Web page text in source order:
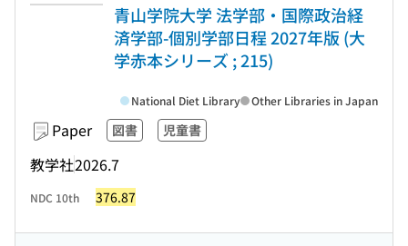
青山学院大学 法学部・国際政治経
済学部-個別学部日程 2027年版 (大
学赤本シリーズ ; 215)
Paper 図書 児童書
教学社2026.7
National Diet Library Other Libraries in Japan
NDC 10th 376.87